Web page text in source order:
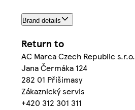
Brand details
Return to
AC Marca Czech Republic s.r.o.
Jana Čermáka 124
282 01 Přišimasy
Zákaznický servis
+420 312 301 311